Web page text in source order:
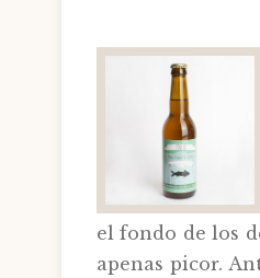
el fondo de los
apenas picor.